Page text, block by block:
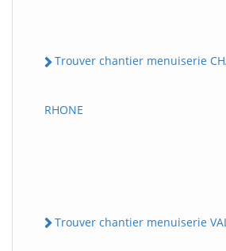
Trouver chantier menuiserie
RHONE
Trouver chantier menuiserie